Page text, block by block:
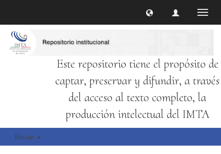
Este repositorio tiene el propósito de
captar, preservar y difundir, a través
del acceso al texto completo, la
producción intelectual del IMTA
Buscar